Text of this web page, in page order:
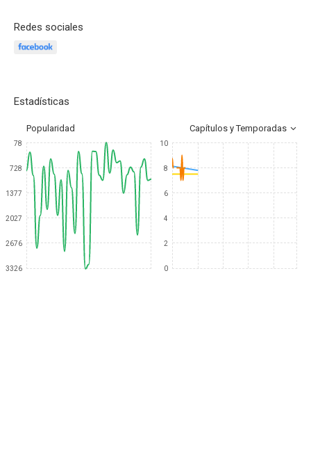
Redes sociales
Estadísticas
Popularidad Capítulos y Temporadas
78
728
1377
2027
2676
3326
10
8
6
4
2
0